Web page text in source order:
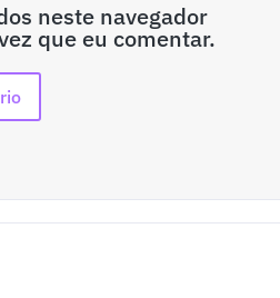
neste navegador
que eu comentar.